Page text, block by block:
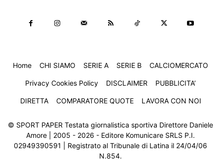
Home CHI SIAMO SERIE A SERIE B CALCIOMERCATO
Privacy Cookies Policy DISCLAIMER PUBBLICITA’
DIRETTA COMPARATORE QUOTE LAVORA CON NOI
© SPORT PAPER Testata giornalistica sportiva Direttore Daniele
Amore | 2005 - 2026 - Editore Komunicare SRLS P.I.
02949390591 | Registrato al Tribunale di Latina il 24/04/06
N.854.